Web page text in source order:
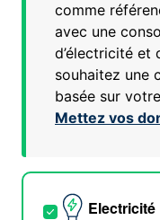
comme
avec une
d’électricité et
souhaitez une
basée sur
Mettez vos
Electricité